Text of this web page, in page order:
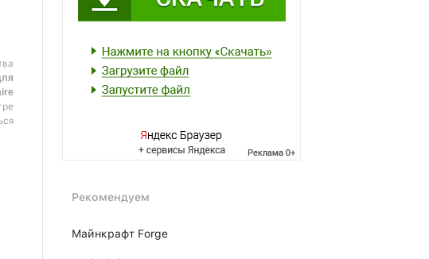
Рекомендуем
Майнкрафт Forge